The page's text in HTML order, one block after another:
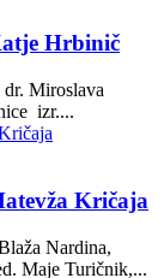
Hrbinič
Miroslava
izr....
Kričaja
Nardina,
Maje Turičnik,...